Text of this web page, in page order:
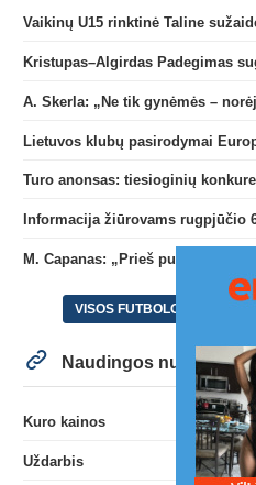
VISOS FUTBOLO NAUJIENOS
Naudingos nuorodos
Kuro kainos
Uždarbis